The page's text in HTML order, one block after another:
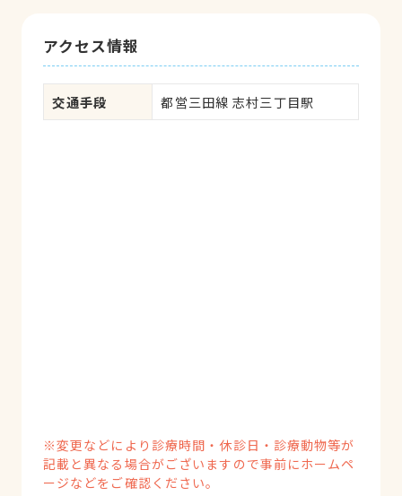
アクセス情報
交通手段 都営三田線 志村三丁目駅
※変更などにより診療時間・休診日・診療動物等が
記載と異なる場合がございますので事前にホームペ
ージなどをご確認ください。